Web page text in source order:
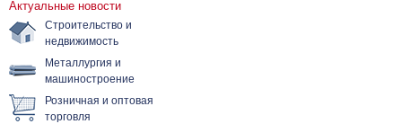
Актуальные новости
Строительство и
недвижимость
Металлургия и
машиностроение
Розничная и оптовая
торговля